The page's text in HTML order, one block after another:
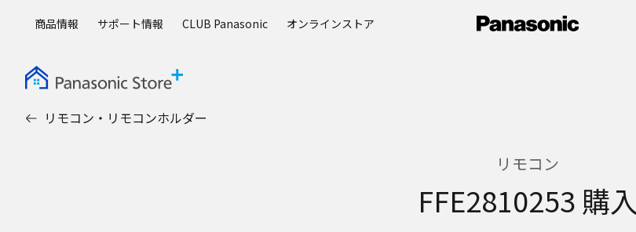
商品情報 サポート情報 CLUB Panasonic オンラインストア
リモコン・リモコンホルダー
リモコン
FFE2810253 購入